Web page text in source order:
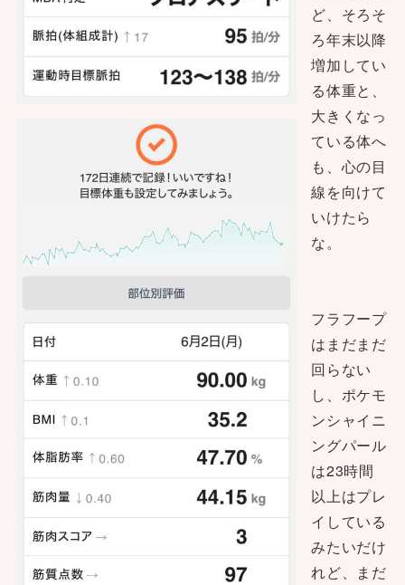
ど、そろそ
ろ年末以降
増加してい
る体重と、
大きくなっ
ている体へ
も、心の目
線を向けて
いけたら
な。
フラフープ
はまだまだ
回らない
し、ポケモ
ンシャイニ
ングパール
は23時間
以上はプレ
イしている
みたいだけ
れど、まだ